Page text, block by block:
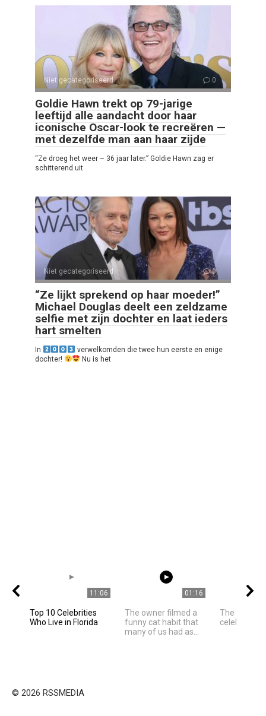
Niet gecategoriseerd 0
Goldie Hawn trekt op 79-jarige
leeftijd alle aandacht door haar
iconische Oscar-look te recreëren —
met dezelfde man aan haar zijde
“Ze droeg het weer – 36 jaar later.” Goldie Hawn zag er
schitterend uit
Niet gecategoriseerd 0
“Ze lijkt sprekend op haar moeder!”
Michael Douglas deelt een zeldzame
selfie met zijn dochter en laat ieders
hart smelten
In
verwelkomden die twee hun eerste en enige
dochter!
Nu is het
11:06
Top 10 Celebrities
Who Live in Florida
01:16
The owner filmed a
funny cat habit that
many of us had as...
The best
celebrities
© 2026 RSSMEDIA